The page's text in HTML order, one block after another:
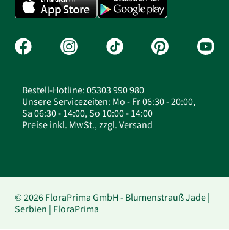
Bestell-Hotline: 05303 990 980
Unsere Servicezeiten: Mo - Fr 06:30 - 20:00,
Sa 06:30 - 14:00, So 10:00 - 14:00
Preise inkl. MwSt., zzgl. Versand
© 2026 FloraPrima GmbH - Blumenstrauß Jade |
Serbien | FloraPrima